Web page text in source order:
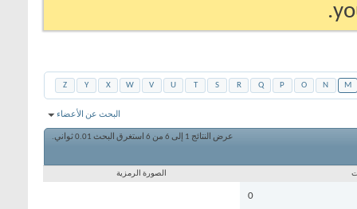
M
N
O
P
Q
R
S
T
U
V
W
X
Y
Z
البحث عن الأعضاء
عرض النتائج 1 إلى 6 من 6 استغرق البحث 0.01ثواني.
الصورة الرمزية
0